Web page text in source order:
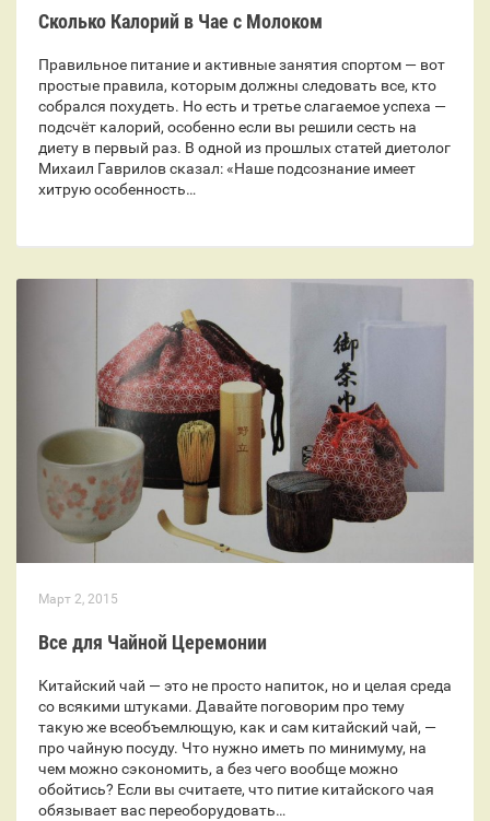
Сколько Калорий в Чае с Молоком
Правильное питание и активные занятия спортом — вот
простые правила, которым должны следовать все, кто
собрался похудеть. Но есть и третье слагаемое успеха —
подсчёт калорий, особенно если вы решили сесть на
диету в первый раз. В одной из прошлых статей диетолог
Михаил Гаврилов сказал: «Наше подсознание имеет
хитрую особенность…
Март 2, 2015
Все для Чайной Церемонии
Китайский чай — это не просто напиток, но и целая среда
со всякими штуками. Давайте поговорим про тему
такую же всеобъемлющую, как и сам китайский чай, —
про чайную посуду. Что нужно иметь по минимуму, на
чем можно сэкономить, а без чего вообще можно
обойтись? Если вы считаете, что питие китайского чая
обязывает вас переоборудовать…